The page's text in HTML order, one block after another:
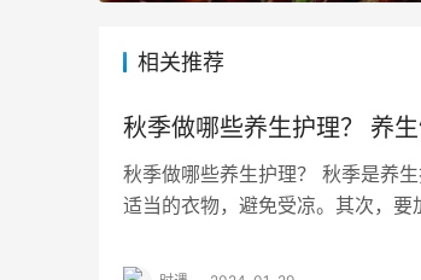
相关推荐
秋季做哪些养生护理？ 养
秋季做哪些养生护理？ 秋季是养
适当的衣物，避免受凉。其次，